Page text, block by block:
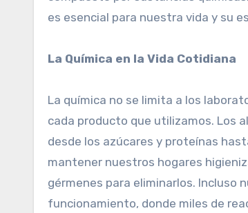
es esencial para nuestra vida y su
La Química en la Vida Cotidiana
La química no se limita a los
cada producto que utilizamos. Los
desde los azúcares y proteínas
mantener nuestros hogares
gérmenes para eliminarlos. Incluso
funcionamiento, donde miles de